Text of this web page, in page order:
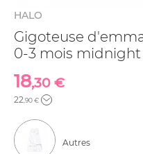
HALO
Gigoteuse
0-3 mois
18,30 €
22,90 €
Autres